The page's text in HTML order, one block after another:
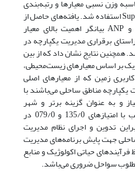
وزن نسبی معیارها و رتبه‌بندی
گزینه‌ها از نرم افزار Super Decisions استفاده شد. یافته‌های حاصل از
پیاده سازی روش تلفیقی دلفی و ANP بیانگر اهمیت بالای معیار
با امتیاز 483/0 در راستای برقراری مدیریت یکپارچه در
نتایج نشان داد که از بین
بر اساس معیارهای زیست‌محیطی،
زمین که از معیارهای اصلی
مناطق ساحلی می‌باشند با
امتیاز و به عنوان گزینه برتر و شهر
کوهستک و شهر گروگ به ترتیب با امتیازهای 135/0 و 079/0 در
تدوین و اجرای نظام مدیریت
جهت پایش برنامه‌های مدیریت
فرآیندهای حیاتی اکولوژیک و منابع
سواحل ضروری می‌باشد.